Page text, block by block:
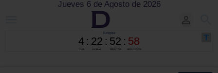
Jueves 6 de Agosto de 2026